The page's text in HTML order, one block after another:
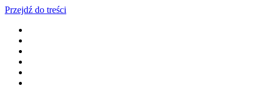
Przejdź do treści